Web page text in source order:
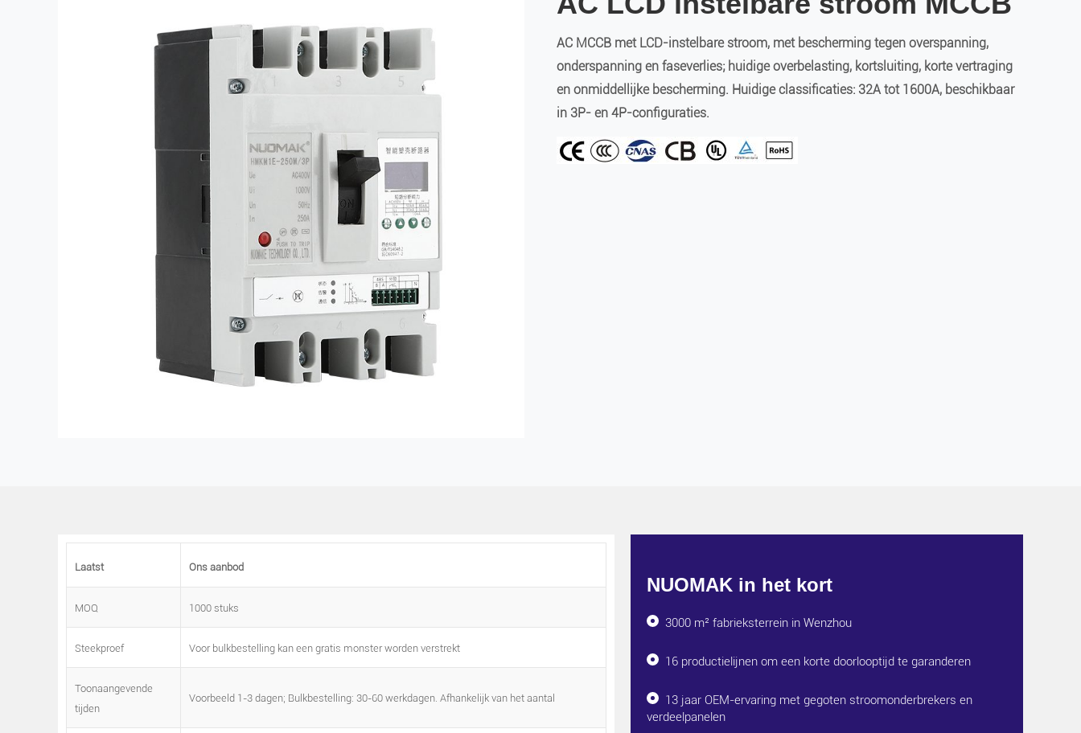
AC MCCB met LCD-instelbare stroom, met bescherming tegen overspanning,
onderspanning en faseverlies; huidige overbelasting, kortsluiting, korte vertraging
en onmiddellijke bescherming. Huidige classificaties: 32A tot 1600A, beschikbaar
in 3P- en 4P-configuraties.
Laatst Ons aanbod
MOQ 1000 stuks
Steekproef Voor bulkbestelling kan een gratis monster worden verstrekt
Toonaangevende
tijden
Voorbeeld 1-3 dagen; Bulkbestelling: 30-60 werkdagen. Afhankelijk van het aantal
NUOMAK in het kort
3000 m² fabrieksterrein in Wenzhou
16 productielijnen om een ​​korte doorlooptijd te garanderen
13 jaar OEM-ervaring met gegoten stroomonderbrekers en
verdeelpanelen